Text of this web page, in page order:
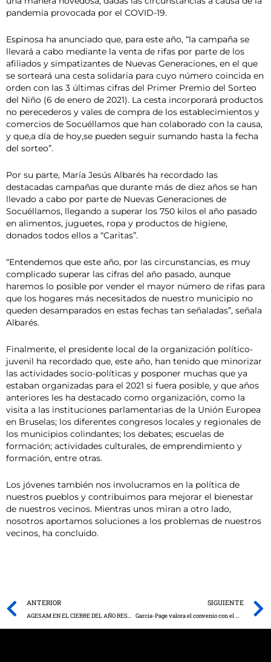
pandemia provocada por el COVID-19.
Espinosa ha anunciado que, para este año, “la campaña se
llevará a cabo mediante la venta de rifas por parte de los
afiliados y simpatizantes de Nuevas Generaciones, en el que
se sorteará una cesta solidaria para cuyo número coincida en
orden con las 3 últimas cifras del Primer Premio del Sorteo
del Niño (6 de enero de 2021). La cesta incorporará productos
no perecederos y vales de compra de los establecimientos y
comercios de Socuéllamos que han colaborado con la causa,
y que,a día de hoy,se pueden seguir sumando hasta la fecha
del sorteo”.
Por su parte, María Jesús Albarés ha recordado las
destacadas campañas que durante más de diez años se han
llevado a cabo por parte de Nuevas Generaciones de
Socuéllamos, llegando a superar los 750 kilos el año pasado
en alimentos, juguetes, ropa y productos de higiene,
donados todos ellos a “Caritas”.
“Entendemos que este año, por las circunstancias, es muy
complicado superar las cifras del año pasado, aunque
haremos lo posible por vender el mayor número de rifas para
que los hogares más necesitados de nuestro municipio no
queden desamparados en estas fechas tan señaladas”, señala
Albarés.
Finalmente, el presidente local de la organización político-
juvenil ha recordado que, este año, han tenido que minorizar
las actividades socio-políticas y posponer muchas que ya
estaban organizadas para el 2021 si fuera posible, y que años
anteriores les ha destacado como organización, como la
visita a las instituciones parlamentarias de la Unión Europea
en Bruselas; los diferentes congresos locales y regionales de
los municipios colindantes; los debates; escuelas de
formación; actividades culturales, de emprendimiento y
formación, entre otras.
Los jóvenes también nos involucramos en la política de
nuestros pueblos y contribuimos para mejorar el bienestar
de nuestros vecinos. Mientras unos miran a otro lado,
nosotros aportamos soluciones a los problemas de nuestros
vecinos, ha concluido.
Prev
ANTERIOR
AGESAM EN EL CIERRE DEL AÑO RESALTA LA PROFESIONALIDAD DEL SECTOR Y LA LUCHA CONTRA EL INTRUSISMO
SIGUIENTE
García-Page valora el convenio con el Ministerio de Defensa como “una oportunidad para muchas familias” de Ciudad Real en materia de vivienda